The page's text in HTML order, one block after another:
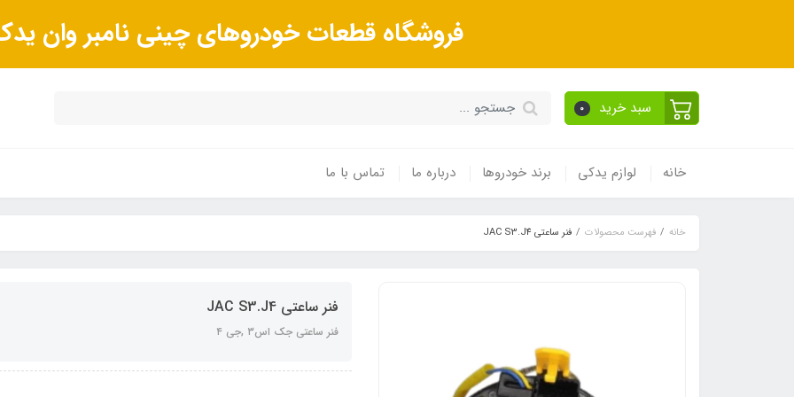
فروشگاه قطعات خودروهای چینی نامبر وان
سبد خرید 0
خانه لوازم یدکی برند خودروها درباره ما تماس با ما
خانه فهرست محصولات فنر ساعتی JAC S3.J4
فنر ساعتی JAC S3.J4
فنر ساعتی جک اس٣ ,جی ٤